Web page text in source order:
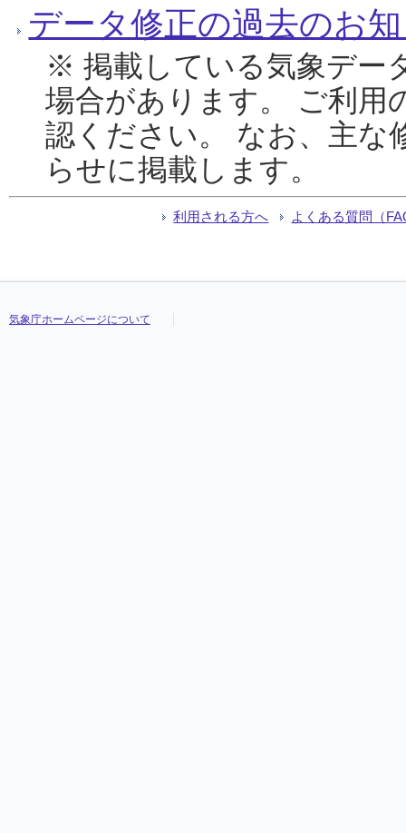
データ修正の過去のお
※ 掲載している気象デー
場合があります。 ご利用
認ください。 なお、主な
らせに掲載します。
利用される方へ よくある質問（
気象庁ホームページについて